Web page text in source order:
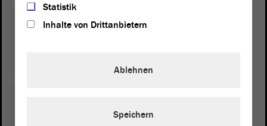
Elke Simon-Kuch
Statistik
Inhalte von Drittanbietern
Ablehnen
Speichern